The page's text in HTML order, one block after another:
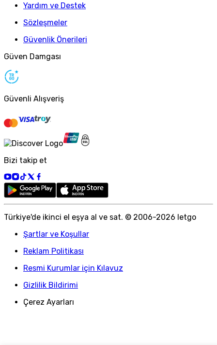
Yardım ve Destek
Sözleşmeler
Güvenlik Önerileri
Güven Damgası
Güvenli Alışveriş
Bizi takip et
Türkiye'de ikinci el eşya al ve sat. © 2006-2026 letgo
Şartlar ve Koşullar
Reklam Politikası
Resmi Kurumlar için Kılavuz
Gizlilik Bildirimi
Çerez Ayarları